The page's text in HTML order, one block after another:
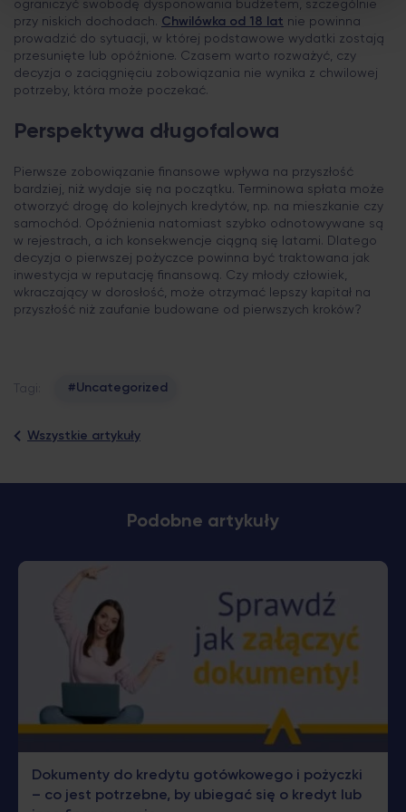
ograniczyć swobodę dysponowania budżetem, szczególnie
przy niskich dochodach. Chwilówka od 18 lat nie powinna
prowadzić do sytuacji, w której podstawowe wydatki zostają
przesunięte lub opóźnione. Czasem warto rozważyć, czy
decyzja o zaciągnięciu zobowiązania nie wynika z chwilowej
potrzeby, która może poczekać.
Perspektywa długofalowa
Pierwsze zobowiązanie finansowe wpływa na przyszłość
bardziej, niż wydaje się na początku. Terminowa spłata może
otworzyć drogę do kolejnych kredytów, np. na mieszkanie czy
samochód. Opóźnienia natomiast szybko odnotowywane są
w rejestrach, a ich konsekwencje ciągną się latami. Dlatego
decyzja o pierwszej pożyczce powinna być traktowana jak
inwestycja w reputację finansową. Czy młody człowiek,
wkraczający w dorosłość, może otrzymać lepszy kapitał na
przyszłość niż zaufanie budowane od pierwszych kroków?
Wszystkie artykuły
Tagi: #Uncategorized
Podobne artykuły
Dokumenty do kredytu gotówkowego i pożyczki
– co jest potrzebne, by ubiegać się o kredyt lub